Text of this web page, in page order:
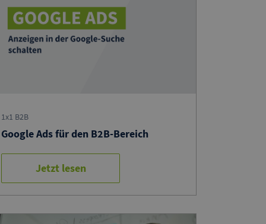
1x1 B2B
Google Ads für den B2B-Bereich
Jetzt lesen